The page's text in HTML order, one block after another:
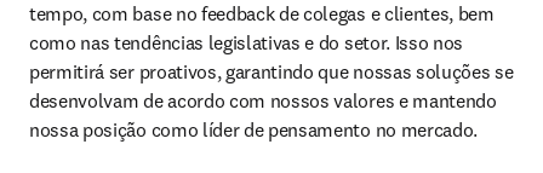
tempo, com base no feedback de colegas e clientes, bem
como nas tendências legislativas e do setor. Isso nos
permitirá ser proativos, garantindo que nossas soluções se
desenvolvam de acordo com nossos valores e mantendo
nossa posição como líder de pensamento no mercado.